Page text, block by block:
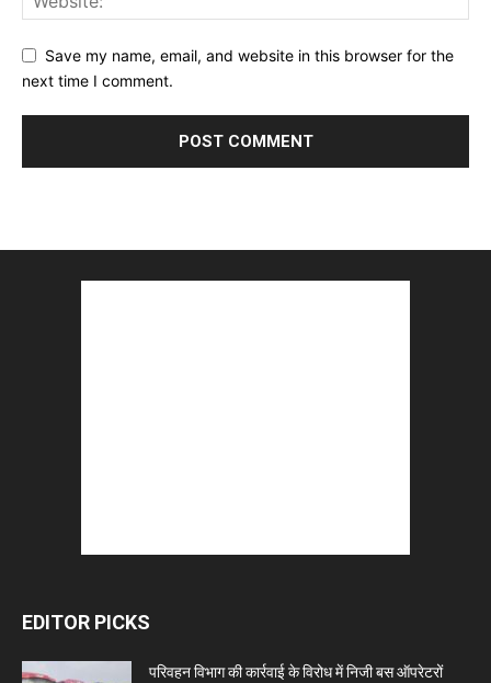
Save my name, email, and website in this browser for the
next time I comment.
EDITOR PICKS
परिवहन विभाग की कार्रवाई के विरोध में निजी बस ऑपरेटरों